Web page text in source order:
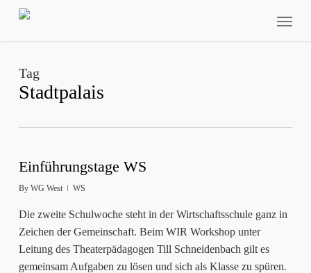
Skip
Tag
Stadtpalais
Einführungstage WS
By WG West WS
Die zweite Schulwoche steht in der Wirtschaftsschule ganz in
Zeichen der Gemeinschaft. Beim WIR Workshop unter
Leitung des Theaterpädagogen Till Schneidenbach gilt es
gemeinsam Aufgaben zu lösen und sich als Klasse zu spüren.